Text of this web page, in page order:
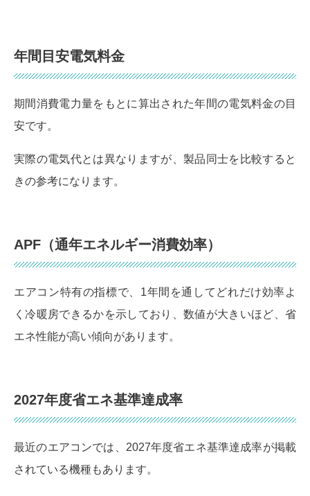
年間目安電気料金
期間消費電力量をもとに算出された年間の電気料金の目
安です。
実際の電気代とは異なりますが、製品同士を比較すると
きの参考になります。
APF（通年エネルギー消費効率）
エアコン特有の指標で、1年間を通してどれだけ効率よ
く冷暖房できるかを示しており、数値が大きいほど、省
エネ性能が高い傾向があります。
2027年度省エネ基準達成率
最近のエアコンでは、2027年度省エネ基準達成率が掲載
されている機種もあります。